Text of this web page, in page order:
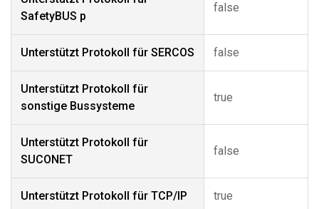
SafetyBUS p
false
Unterstützt Protokoll für SERCOS false
Unterstützt Protokoll für
sonstige Bussysteme
true
Unterstützt Protokoll für
SUCONET
false
Unterstützt Protokoll für TCP/IP true